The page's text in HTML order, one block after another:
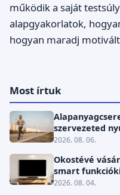
működik a saját
alapgyakorlatok,
hogyan maradj
Most írtuk
szervezeted
2026. 08. 06.
Okostévé
smart
2026. 08. 04.